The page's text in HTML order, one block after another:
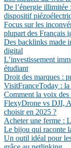
De l’énergie illimitée
dispositif
Focus sur les
plupart des Français
Des backlinks made
digital
L’investissement
étudiant
Droit des marques :
VisitFranceToday :
Comment la voix des
FlexyDrone vs DJI,
choisir en 2025 ?
Acheter une ferme :
Le bijou qui raconte
Un outil idéal pour